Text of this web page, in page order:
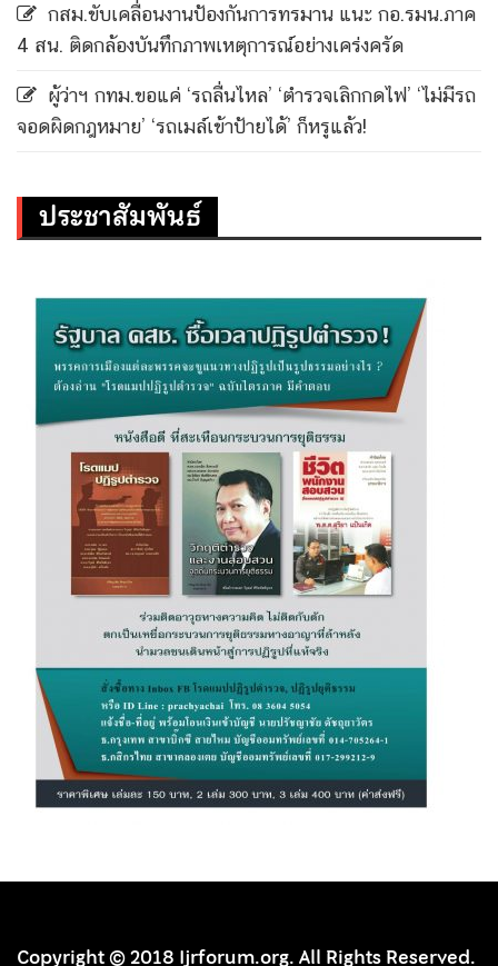
กสม.ขับเคลื่อนงานป้องกันการทรมาน แนะ กอ.รมน.ภาค
4 สน. ติดกล้องบันทึกภาพเหตุการณ์อย่างเคร่งครัด
ผู้ว่าฯ กทม.ขอแค่ ‘รถลื่นไหล’ ‘ตำรวจเลิกกดไฟ’ ‘ไม่มีรถ
จอดผิดกฎหมาย’ ‘รถเมล์เข้าป้ายได้’ ก็หรูแล้ว!
ประชาสัมพันธ์
Copyright © 2018 Ijrforum.org. All Rights Reserved.